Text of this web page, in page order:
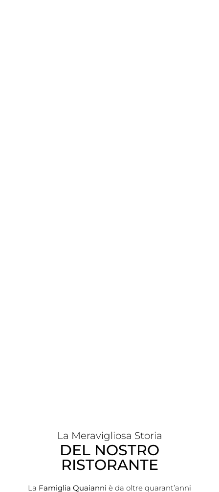
La Meravigliosa Storia
DEL NOSTRO
RISTORANTE
La Famiglia Quaianni è da oltre quarant’anni